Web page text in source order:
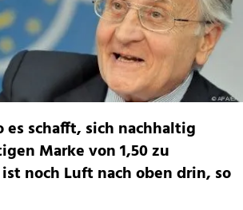
es schafft, sich nachhaltig
Marke von 1,50 zu
noch Luft nach oben drin, so